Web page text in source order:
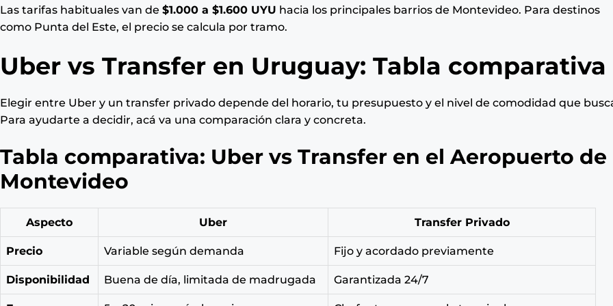
Las tarifas habituales van de $1.000 a $1.600 UYU hacia los principales barrios de Montevideo. Para destinos
como Punta del Este, el precio se calcula por tramo.
Uber vs Transfer en Uruguay: Tabla comparativa
Elegir entre Uber y un transfer privado depende del horario, tu presupuesto y el nivel de comodidad que
Para ayudarte a decidir, acá va una comparación clara y concreta.
Tabla comparativa: Uber vs Transfer en el Aeropuerto de
Montevideo
Aspecto Uber Transfer Privado
Precio Variable según demanda Fijo y acordado previamente
Disponibilidad Buena de día, limitada de madrugada Garantizada 24/7